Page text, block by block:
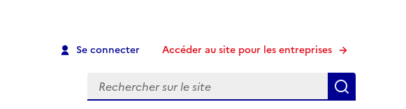
Se connecter Accéder au site pour les entreprises
Recherche